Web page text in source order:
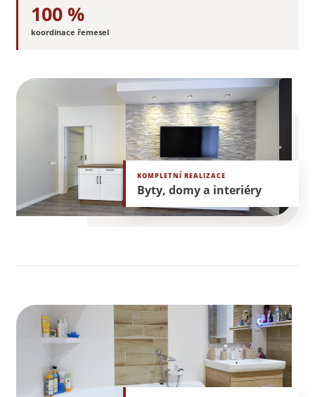
100 %
koordinace řemesel
KOMPLETNÍ REALIZACE
Byty, domy a interiéry